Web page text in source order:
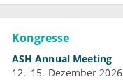
Kongresse
ASH Annual Meeting
12.–15. Dezember 2026